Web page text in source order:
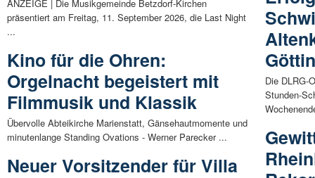
ANZEIGE | Die Musikgemeinde Betzdorf-Kirchen
präsentiert am Freitag, 11. September 2026, die Last Night
...
Kino für die Ohren:
Orgelnacht begeistert mit
Filmmusik und Klassik
Übervolle Abteikirche Marienstatt, Gänsehautmomente und
minutenlange Standing Ovations - Werner Parecker ...
Neuer Vorsitzender für Villa
Die DLRG-
Stunden-